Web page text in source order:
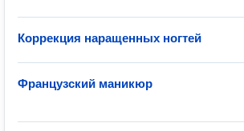
Коррекция наращенных ногтей
Французский маникюр